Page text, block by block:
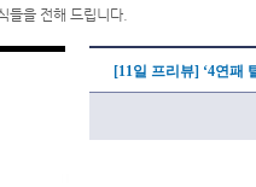
들을 전해 드립니다.
[11일 프리뷰] ‘4연패